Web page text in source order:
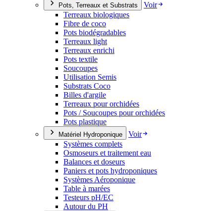
Pots, Terreaux et Substrats
Voir
Terreaux biologiques
Fibre de coco
Pots biodégradables
Terreaux light
Terreaux enrichi
Pots textile
Soucoupes
Utilisation Semis
Substrats Coco
Billes d'argile
Terreaux pour orchidées
Pots / Soucoupes pour orchidées
Pots plastique
Matériel Hydroponique
Voir
Systèmes complets
Osmoseurs et traitement eau
Balances et doseurs
Paniers et pots hydroponiques
Systèmes Aéroponique
Table à marées
Testeurs pH/EC
Autour du PH